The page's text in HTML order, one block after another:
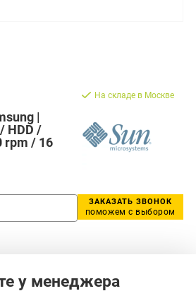
|
HDD /
rpm / 16
На складе в Москве
ЗАКАЗАТЬ ЗВОНОК
поможем с выбором
у менеджера